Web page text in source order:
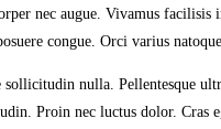
nec augue. Vivamus
congue. Orci varius
nulla. Pellentesque
Proin nec luctus dolor.